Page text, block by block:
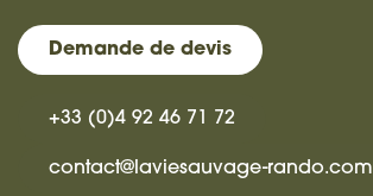
Demande de devis
+33 (0)4 92 46 71 72
contact@laviesauvage-rando.com